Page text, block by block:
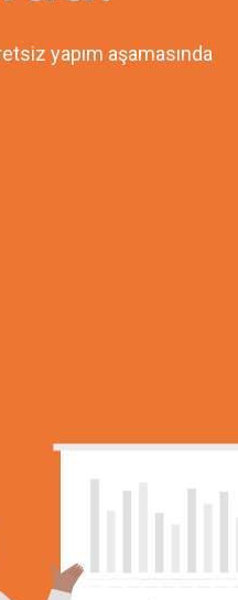
yapım aşamasında